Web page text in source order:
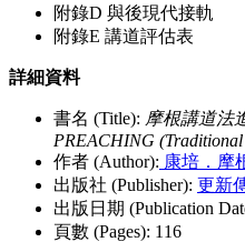
附錄D 與後現代接軌
附錄E 講道評估表
詳細資料
書名 (Title): 摩根講道法
PREACHING (Traditional
作者 (Author): 康培．摩
出版社 (Publisher): 更新
出版日期 (Publication
頁數 (Pages): 116